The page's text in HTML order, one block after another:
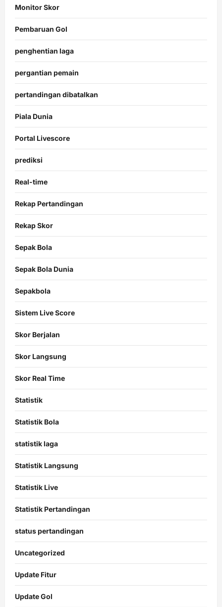
Monitor Skor
Pembaruan Gol
penghentian laga
pergantian pemain
pertandingan dibatalkan
Piala Dunia
Portal Livescore
prediksi
Real-time
Rekap Pertandingan
Rekap Skor
Sepak Bola
Sepak Bola Dunia
Sepakbola
Sistem Live Score
Skor Berjalan
Skor Langsung
Skor Real Time
Statistik
Statistik Bola
statistik laga
Statistik Langsung
Statistik Live
Statistik Pertandingan
status pertandingan
Uncategorized
Update Fitur
Update Gol